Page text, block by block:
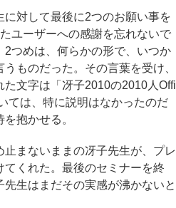
対して最後に2つのお願い事を
ユーザーへの感謝を忘れないで
つめは、何らかの形で、いつか
ものだった。その言葉を受け、
文字は「冴子2010の2010人Offi
ては、特に説明はなかったのだ
抱かせる。
まないままの冴子先生が、プレ
くれた。最後のセミナーを終
生はまだその実感が沸かないと